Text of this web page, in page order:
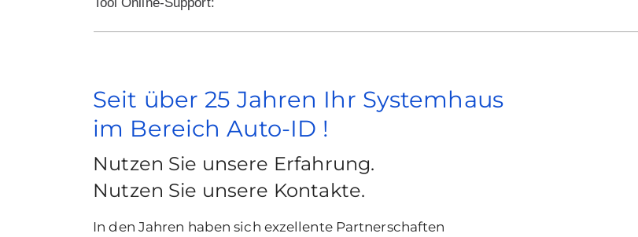
Seit über 25 Jahren Ihr Systemhaus
im Bereich Auto-ID !
Nutzen Sie unsere Erfahrung.
Nutzen Sie unsere Kontakte.
In den Jahren haben sich exzellente Partnerschaften